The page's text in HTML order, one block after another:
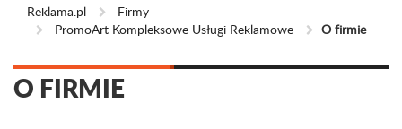
Reklama.pl
Firmy
PromoArt Kompleksowe Usługi Reklamowe
O firmie
O FIRMIE